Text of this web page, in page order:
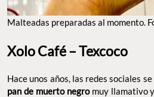
Malteadas preparadas al momento.
Xolo Café – Texcoco
Hace unos años, las redes sociales
pan de muerto negromuy llamativo